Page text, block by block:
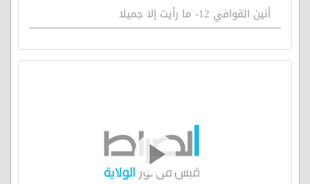
أنين القوافي 12- ما رأيت إلا جميلا